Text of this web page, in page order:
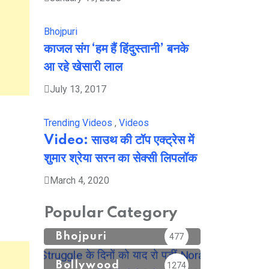
Bhojpuri
काजल संग ‘हम हैं हिंदुस्तानी’ बनके
आ रहे खेसारी लाल
July 13, 2017
Trending Videos , Videos
Video: साउथ की टॉप एक्ट्रेस में
शुमार श्रेया सरन का सेक्सी लिपलॉक
March 4, 2020
Popular Category
Bhojpuri 477
Bollywood 1274